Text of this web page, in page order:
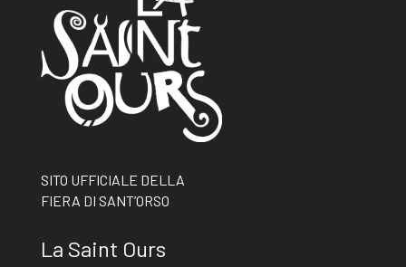
SITO UFFICIALE DELLA
FIERA DI SANT’ORSO
La Saint Ours